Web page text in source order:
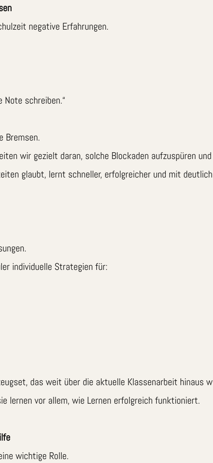
negative Erfahrungen.
schreiben.“
Bremsen.
wir gezielt daran, solche Blockaden aufzuspüren
glaubt, lernt schneller, erfolgreicher und mit
individuelle Strategien für:
das weit über die aktuelle Klassenarbeit hinaus
lernen vor allem, wie Lernen erfolgreich funktioniert.
wichtige Rolle.